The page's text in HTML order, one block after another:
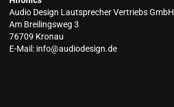
Audio Design Lautsprecher Vertriebs GmbH
Am Breilingsweg 3
76709 Kronau
E-Mail: info@audiodesign.de